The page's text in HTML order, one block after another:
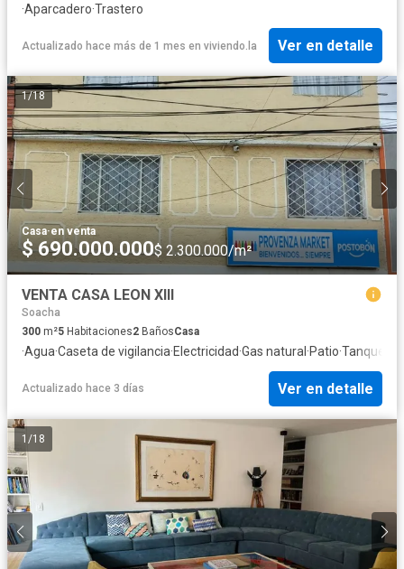
·Aparcadero·Trastero
Actualizado hace más de 1 mes en viviendo.la Ver en detalle
1/18
Casa·en venta
$ 690.000.000$ 2.300.000/m²
VENTA CASA LEON XIII
Soacha
300 m²5 Habitaciones2 BañosCasa
·Agua·Caseta de vigilancia·Electricidad·Gas natural ·Patio·Tanque
Actualizado hace 3 días Ver en detalle
1 /18